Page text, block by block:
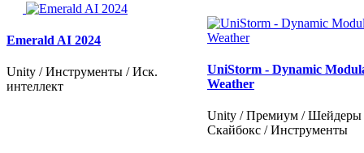
Emerald AI 2024
Unity / Инструменты / Иск.
интеллект
UniStorm - Dynamic
Weather
Unity / Премиум / Шейдеры
Скайбокс / Инструменты